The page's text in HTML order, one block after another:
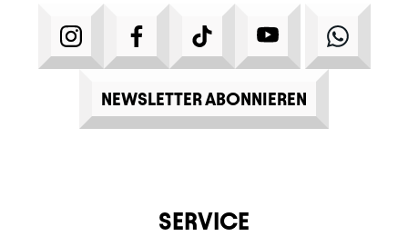
INSTAGRAMFACEBOOKTIKTOK YOUTUBE
NEWSLETTER ABONNIEREN
SERVICE